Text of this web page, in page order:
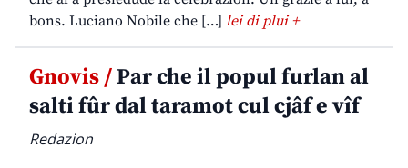
bons. Luciano Nobile che […] lei di plui +
Gnovis /Par che il popul furlan al
salti fûr dal taramot cul cjâf e vîf
Redazion